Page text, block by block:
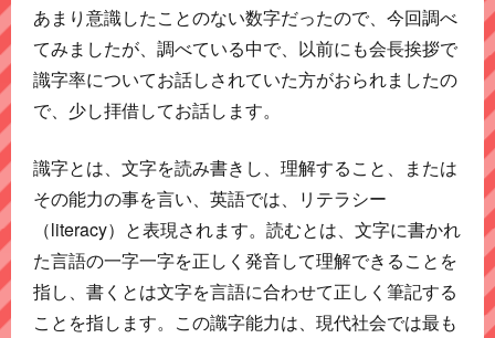
あまり意識したことのない数字だったので、今回調べ
てみましたが、調べている中で、以前にも会長挨拶で
識字率についてお話しされていた方がおられましたの
で、少し拝借してお話します。
識字とは、文字を読み書きし、理解すること、または
その能力の事を言い、英語では、リテラシー
（literacy）と表現されます。読むとは、文字に書かれ
た言語の一字一字を正しく発音して理解できることを
指し、書くとは文字を言語に合わせて正しく筆記する
ことを指します。この識字能力は、現代社会では最も